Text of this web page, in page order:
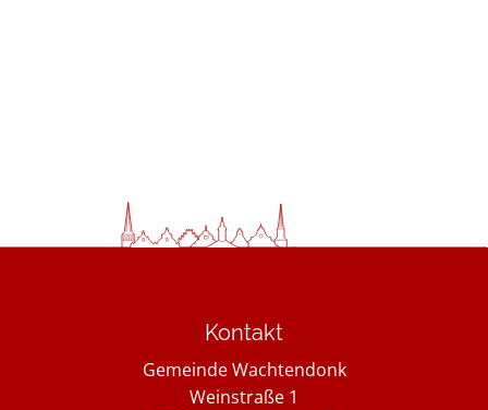
Kontakt
Gemeinde Wachtendonk
Weinstraße 1